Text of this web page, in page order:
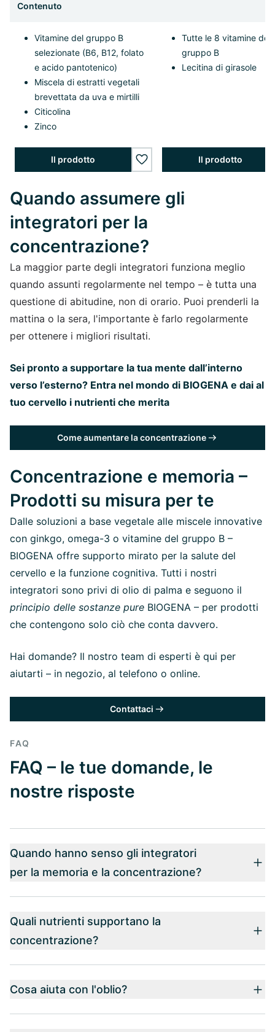
Contenuto
Vitamine del gruppo B
selezionate (B6, B12, folato
e acido pantotenico)
Miscela di estratti vegetali
brevettata da uva e mirtilli
Citicolina
Zinco
Tutte le 8 vitamine del
gruppo B
Lecitina di girasole
Il prodotto
wishlist.add
Il prodotto
Quando assumere gli
integratori per la
concentrazione?
La maggior parte degli integratori funziona meglio
quando assunti regolarmente nel tempo – è tutta una
questione di abitudine, non di orario. Puoi prenderli la
mattina o la sera, l'importante è farlo regolarmente
per ottenere i migliori risultati.
Sei pronto a supportare la tua mente dall’interno
verso l’esterno? Entra nel mondo di BIOGENA e dai al
tuo cervello i nutrienti che merita
Come aumentare la concentrazione
Concentrazione e memoria –
Prodotti su misura per te
Dalle soluzioni a base vegetale alle miscele innovative
con ginkgo, omega-3 o vitamine del gruppo B –
BIOGENA offre supporto mirato per la salute del
cervello e la funzione cognitiva. Tutti i nostri
integratori sono privi di olio di palma e seguono il
principio delle sostanze pure BIOGENA – per prodotti
che contengono solo ciò che conta davvero.
Hai domande? Il nostro team di esperti è qui per
aiutarti – in negozio, al telefono o online.
Contattaci
FAQ
FAQ – le tue domande, le
nostre risposte
Quando hanno senso gli integratori
per la memoria e la concentrazione?
Quali nutrienti supportano la
concentrazione?
Cosa aiuta con l'oblio?